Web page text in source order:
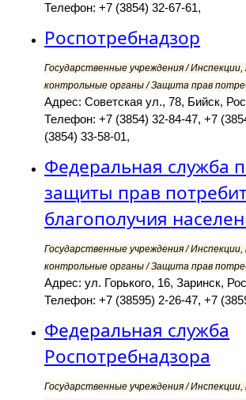
Телефон: +7 (3854) 32-67-61,
Роспотребнадзор
Государственные учреждения / Инспекции,
контрольные органы / Защита прав
Адрес: Советская ул., 78, Бийск,
Телефон: +7 (3854) 32-84-47, +7
(3854) 33-58-01,
Федеральная служба
защиты прав
благополучия
Государственные учреждения / Инспекции,
контрольные органы / Защита прав
Адрес: ул. Горького, 16, Заринск,
Телефон: +7 (38595) 2-26-47, +7
Федеральная служба
Роспотребнадзора
Государственные учреждения / Инспекции,